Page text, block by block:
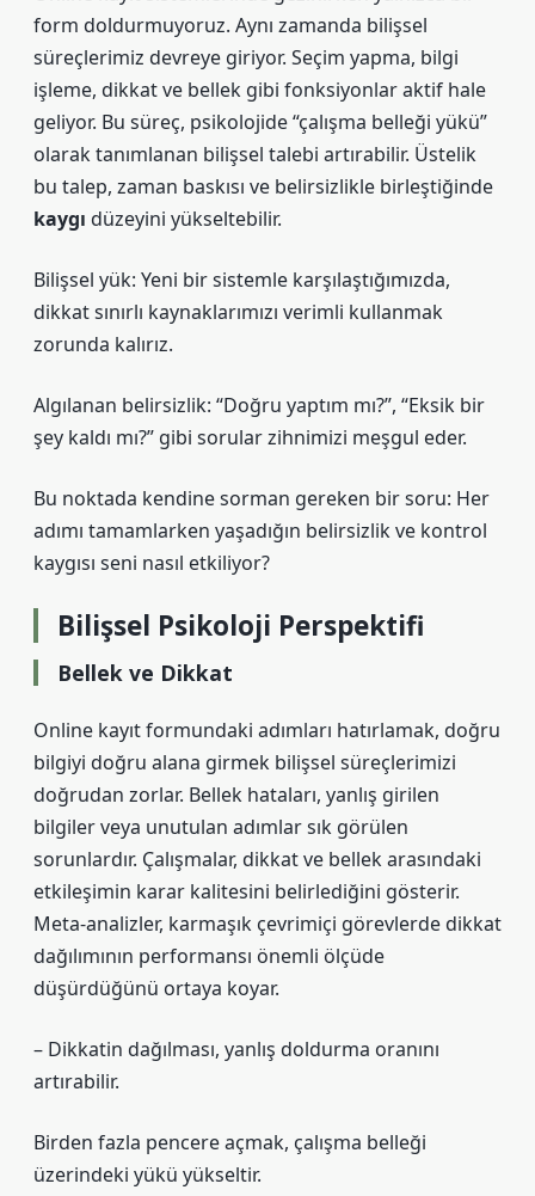
form doldurmuyoruz. Aynı zamanda bilişsel
süreçlerimiz devreye giriyor. Seçim yapma, bilgi
işleme, dikkat ve bellek gibi fonksiyonlar aktif hale
geliyor. Bu süreç, psikolojide “çalışma belleği yükü”
olarak tanımlanan bilişsel talebi artırabilir. Üstelik
bu talep, zaman baskısı ve belirsizlikle birleştiğinde
kaygı düzeyini yükseltebilir.
Bilişsel yük: Yeni bir sistemle karşılaştığımızda,
dikkat sınırlı kaynaklarımızı verimli kullanmak
zorunda kalırız.
Algılanan belirsizlik: “Doğru yaptım mı?”, “Eksik bir
şey kaldı mı?” gibi sorular zihnimizi meşgul eder.
Bu noktada kendine sorman gereken bir soru: Her
adımı tamamlarken yaşadığın belirsizlik ve kontrol
kaygısı seni nasıl etkiliyor?
Bilişsel Psikoloji Perspektifi
Bellek ve Dikkat
Online kayıt formundaki adımları hatırlamak, doğru
bilgiyi doğru alana girmek bilişsel süreçlerimizi
doğrudan zorlar. Bellek hataları, yanlış girilen
bilgiler veya unutulan adımlar sık görülen
sorunlardır. Çalışmalar, dikkat ve bellek arasındaki
etkileşimin karar kalitesini belirlediğini gösterir.
Meta-analizler, karmaşık çevrimiçi görevlerde dikkat
dağılımının performansı önemli ölçüde
düşürdüğünü ortaya koyar.
– Dikkatin dağılması, yanlış doldurma oranını
artırabilir.
Birden fazla pencere açmak, çalışma belleği
üzerindeki yükü yükseltir.